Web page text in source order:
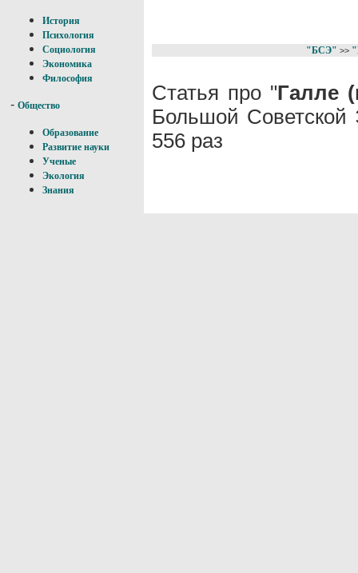
История
Психология
Социология
Экономика
Философия
- Общество
Образование
Развитие науки
Ученые
Экология
Знания
"БСЭ" >>
Статья про "Галле
Большой Советской
556 раз